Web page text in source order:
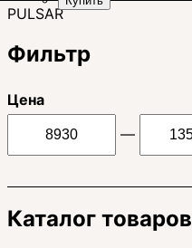
PULSAR
Фильтр
Цена
—
Каталог товаров